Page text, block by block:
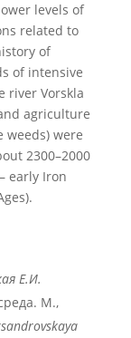
levels of
related to
of
of intensive
river Vorskla
agriculture
weeds) were
2300–2000
early Iron
Е.И.
М.,